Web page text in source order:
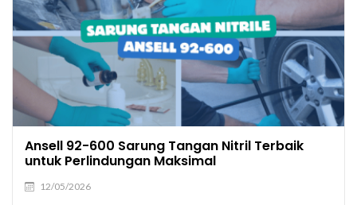
Ansell 92-600 Sarung Tangan Nitril Terbaik
untuk Perlindungan Maksimal
12/05/2026